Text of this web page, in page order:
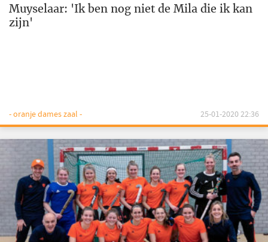
Muyselaar: 'Ik ben nog niet de Mila die ik kan
zijn'
- oranje dames zaal - 25-01-2020 22:36